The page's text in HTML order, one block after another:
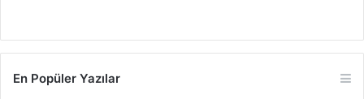
En Popüler Yazılar